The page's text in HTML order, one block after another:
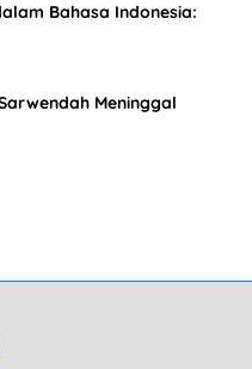
Bahasa Indonesia:
Meninggal